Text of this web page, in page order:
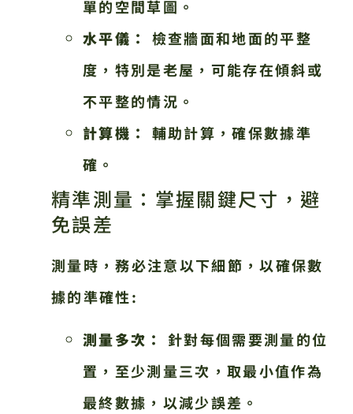
單的空間草圖。
水平儀：
檢查牆面和地面的平整
度，特別是老屋，可能存在傾斜或
不平整的情況。
計算機：
輔助計算，確保數據準
確。
精準測量：掌握關鍵尺寸，避
免誤差
測量時，務必注意以下細節，以確保數
據的準確性:
測量多次：
針對每個需要測量的位
置，至少測量三次，取最小值作為
最終數據，以減少誤差。